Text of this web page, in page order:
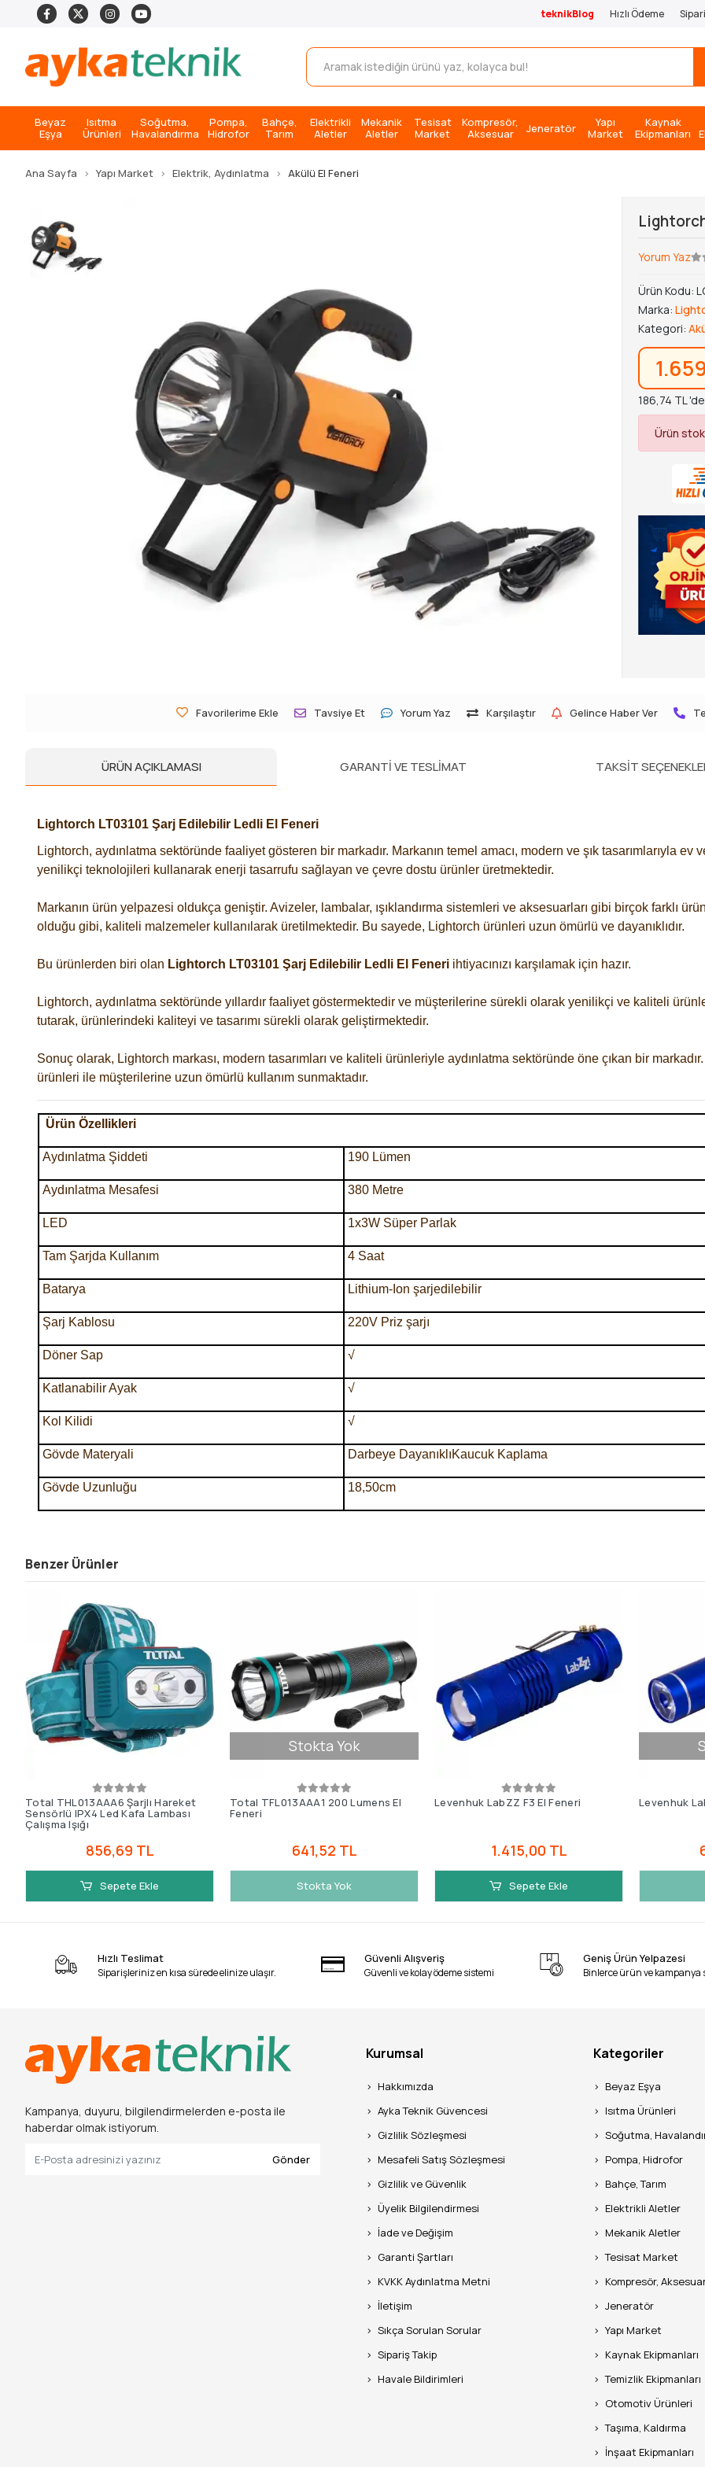
teknikBlog Hızlı Ödeme
Beyaz
Eşya
Isıtma
Ürünleri
Soğutma,
Havalandırma
Pompa,
Hidrofor
Bahçe,
Tarım
Elektrikli
Aletler
Mekanik
Aletler
Tesisat
Market
Kompresör,
Aksesuar
Jeneratör
Yapı
Market
Kaynak
Ekipmanları
Ana Sayfa Yapı Market Elektrik, Aydınlatma Akülü El Feneri
Yorum Yaz
Ürün Kodu:
Marka:
Kategori:
186,74 TL
Ürün
Favorilerime Ekle Tavsiye Et Yorum Yaz Karşılaştır Gelince Haber Ver
ÜRÜN AÇIKLAMASI GARANTI VE TESLIMAT TAKSIT
Lightorch LT03101 Şarj Edilebilir Ledli El Feneri
Lightorch, aydınlatma sektöründe faaliyet gösteren bir markadır. Markanın temel amacı, modern ve şık tasarımlarıyla
yenilikçi teknolojileri kullanarak enerji tasarrufu sağlayan ve çevre dostu ürünler üretmektedir.
Markanın ürün yelpazesi oldukça geniştir. Avizeler, lambalar, ışıklandırma sistemleri ve aksesuarları gibi birçok farklı
olduğu gibi, kaliteli malzemeler kullanılarak üretilmektedir. Bu sayede, Lightorch ürünleri uzun ömürlü ve dayanıklıdır.
Bu ürünlerden biri olan Lightorch LT03101 Şarj Edilebilir Ledli El Feneri ihtiyacınızı karşılamak için hazır.
Lightorch, aydınlatma sektöründe yıllardır faaliyet göstermektedir ve müşterilerine sürekli olarak yenilikçi ve kaliteli
tutarak, ürünlerindeki kaliteyi ve tasarımı sürekli olarak geliştirmektedir.
Sonuç olarak, Lightorch markası, modern tasarımları ve kaliteli ürünleriyle aydınlatma sektöründe öne çıkan bir
ürünleri ile müşterilerine uzun ömürlü kullanım sunmaktadır.
Ürün Özellikleri
Aydınlatma Şiddeti 190 Lümen
Aydınlatma Mesafesi 380 Metre
LED 1x3W Süper Parlak
Tam Şarjda Kullanım 4 Saat
Batarya Lithium-Ion şarjedilebilir
Şarj Kablosu 220V Priz şarjı
Döner Sap √
Katlanabilir Ayak √
Kol Kilidi √
Gövde Materyali Darbeye DayanıklıKaucuk Kaplama
Gövde Uzunluğu 18,50cm
Benzer Ürünler
Total THL013AAA6 Şarjlı Hareket
Sensörlü IPX4 Led Kafa Lambası
Çalışma Işığı
856,69 TL
Sepete Ekle
Stokta Yok
Total TFL013AAA1 200 Lumens El
Feneri
641,52 TL
Stokta Yok
Levenhuk LabZZ F3 El Feneri
1.415,00 TL
Sepete Ekle
Levenhuk
Hızlı Teslimat
Siparişleriniz en kısa sürede elinize ulaşır.
Güvenli Alışveriş
Güvenli ve kolay ödeme sistemi
Geniş Ürün Yelpazesi
Binlerce ürün ve kampanya
Kampanya, duyuru, bilgilendirmelerden e-posta ile
haberdar olmak istiyorum.
Gönder
Kurumsal
Hakkımızda
Ayka Teknik Güvencesi
Gizlilik Sözleşmesi
Mesafeli Satış Sözleşmesi
Gizlilik ve Güvenlik
Üyelik Bilgilendirmesi
İade ve Değişim
Garanti Şartları
KVKK Aydınlatma Metni
İletişim
Sıkça Sorulan Sorular
Sipariş Takip
Havale Bildirimleri
Kategoriler
Beyaz Eşya
Isıtma Ürünleri
Soğutma,
Pompa, Hidrofor
Bahçe, Tarım
Elektrikli Aletler
Mekanik Aletler
Tesisat Market
Kompresör,
Jeneratör
Yapı Market
Kaynak Ekipmanları
Temizlik Ekipmanları
Otomotiv Ürünleri
Taşıma, Kaldırma
İnşaat Ekipmanları